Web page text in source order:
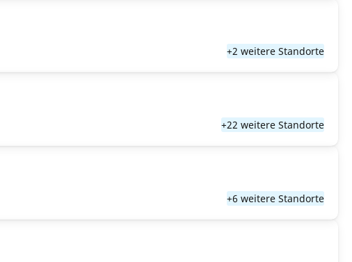
+2 weitere Standorte
+22 weitere Standorte
+6 weitere Standorte